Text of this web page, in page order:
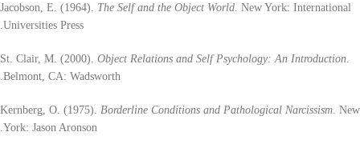
Jacobson, E. (1964). The Self and the Object World . New York: International
Universities Press.
St. Clair, M. (2000). Object Relations and Self Psychology: An Introduction
Belmont, CA: Wadsworth.
Kernberg, O. (1975). Borderline Conditions and Pathological Narcissism . New
York: Jason Aronson.